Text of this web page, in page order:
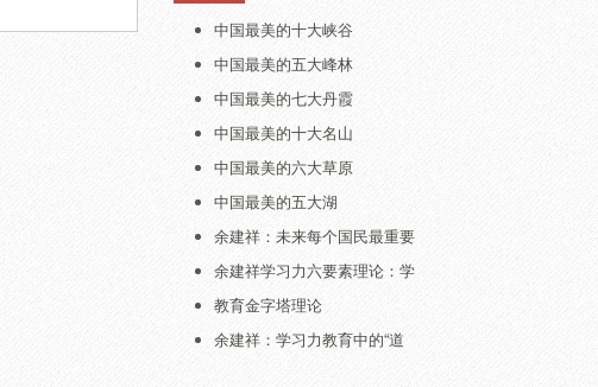
中国最美的十大峡谷
中国最美的五大峰林
中国最美的七大丹霞
中国最美的十大名山
中国最美的六大草原
中国最美的五大湖
余建祥：未来每个国民最重要
余建祥学习力六要素理论：学
教育金字塔理论
余建祥：学习力教育中的“道